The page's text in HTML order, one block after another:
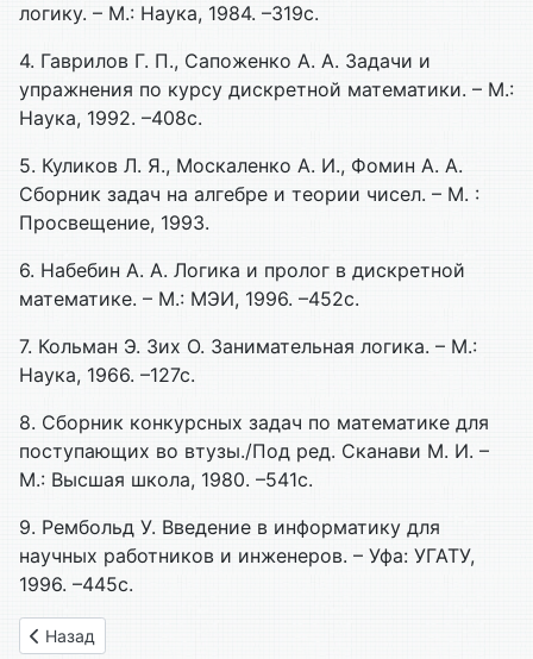
логику. – М.: Наука, 1984. –319с.
4. Гаврилов Г. П., Сапоженко А. А. Задачи и
упражнения по курсу дискретной математики. – М.:
Наука, 1992. –408с.
5. Куликов Л. Я., Москаленко А. И., Фомин А. А.
Сборник задач на алгебре и теории чисел. – М. :
Просвещение, 1993.
6. Набебин А. А. Логика и пролог в дискретной
математике. – М.: МЭИ, 1996. –452с.
7. Кольман Э. Зих О. Занимательная логика. – М.:
Наука, 1966. –127с.
8. Сборник конкурсных задач по математике для
поступающих во втузы./Под ред. Сканави М. И. –
М.: Высшая школа, 1980. –541с.
9. Рембольд У. Введение в информатику для
научных работников и инженеров. – Уфа: УГАТУ,
1996. –445с.
Предыдущий: 4.2. Задачи по алгебре высказываний
Назад